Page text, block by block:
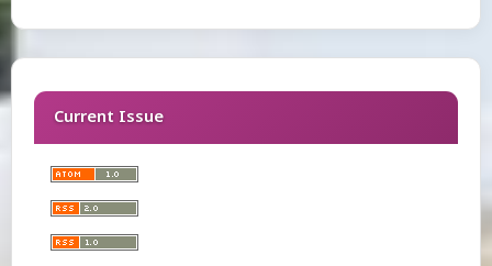
Current Issue